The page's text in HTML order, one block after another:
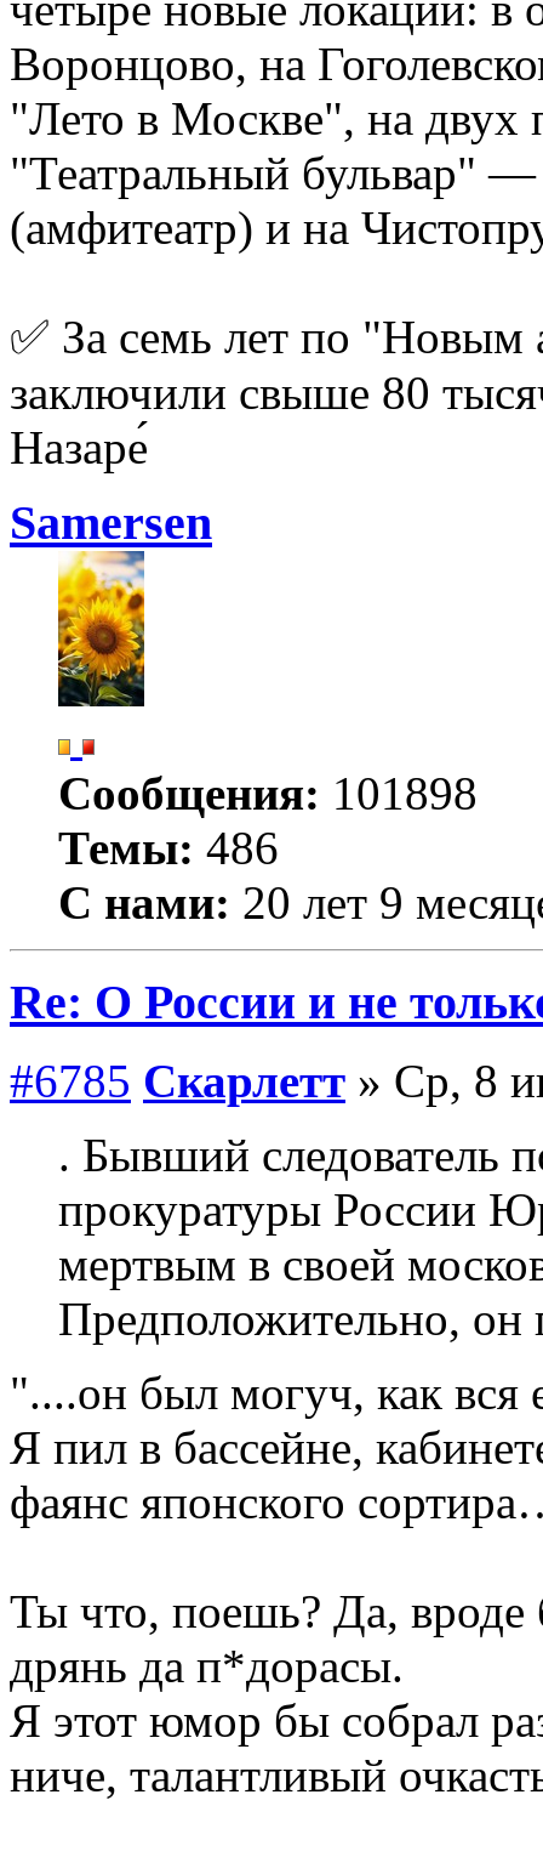
Воронцово, на
"Лето в Москве", на двух
"Театральный бульвар"
(амфитеатр) и на
✅ За семь лет по "Новым
заключили свыше 80
Назаре́
Samersen
Сообщения: 101898
Темы: 486
С нами: 20 лет 9
Re: О России и не
#6785 Скарлетт » Ср, 8
. Бывший следователь
прокуратуры России
мертвым в своей
Предположительно, он
"....он был могуч, как вся
Я пил в бассейне,
фаянс японского
Ты что, поешь? Да,
дрянь да п*дорасы.
Я этот юмор бы собрал
ниче, талантливый